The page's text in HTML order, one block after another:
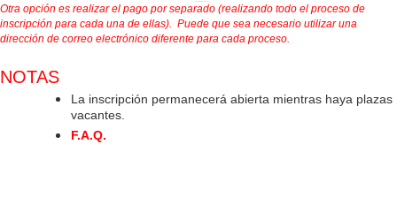
Otra opción es realizar el pago por separado (realizando todo el proceso de
inscripción para cada una de ellas). Puede que sea necesario utilizar una
dirección de correo electrónico diferente para cada proceso.
NOTAS
La inscripción permanecerá abierta mientras haya plazas
vacantes.
F.A.Q.